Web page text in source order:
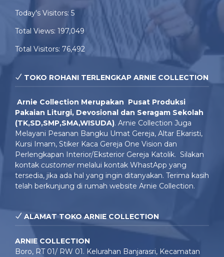
Today's Visitors: 5
Total Views: 197,049
Total Visitors: 76,492
TOKO ROHANI TERLENGKAP ARNIE COLLECTION
Arnie Collection Merupakan Pusat Produksi
Pakaian Liturgi, Devosional dan Seragam Sekolah
(TK,SD,SMP,SMA,WISUDA). Arnie Collection Juga
Melayani Pesanan Bangku Umat Gereja, Altar Ekaristi,
Kursi Imam, Stiker Kaca Gereja One Vision dan
Perlengkapan Interior/Eksterior Gereja Katolik. Silakan
kontak customer melalui kontak WhastApp yang
tersedia, jika ada hal yang ingin ditanyakan. Terima kasih
telah berkunjung di rumah website Arnie Collection.
ALAMAT TOKO ARNIE COLLECTION
ARNIE COLLECTION
Boro, RT 01/ RW 01. Kelurahan Banjarasri, Kecamatan